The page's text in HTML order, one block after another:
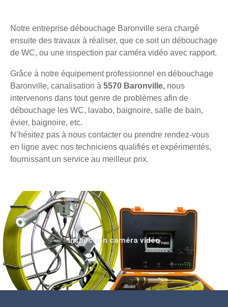
Notre entreprise débouchage Baronville sera chargé
ensuite des travaux à réaliser, que ce soit un débouchage
de WC, ou une inspection par caméra vidéo avec rapport.
Grâce à notre équipement professionnel en débouchage
Baronville, canalisation à 5570 Baronville, nous
intervenons dans tout genre de problèmes afin de
débouchage les WC, lavabo, baignoire, salle de bain,
évier, baignoire, etc.
N’hésitez pas à nous contacter ou prendre rendez-vous
en ligne avec nos techniciens qualifiés et expérimentés,
fournissant un service au meilleur prix.
Inspection caméra vidéo